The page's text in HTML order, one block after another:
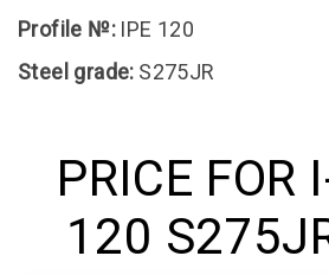
Profile №: IPE 120
Steel grade: S275JR
PRICE FOR
120